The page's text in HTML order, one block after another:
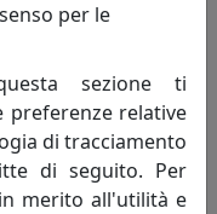
per le
sezione ti
preferenze relative
di tracciamento
di seguito. Per
merito all'utilità e